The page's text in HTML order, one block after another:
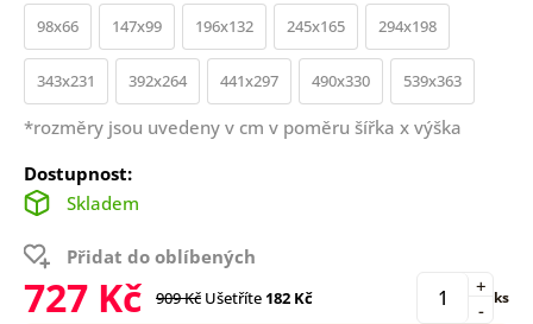
98x66 147x99 196x132 245x165 294x198
343x231 392x264 441x297 490x330 539x363
*rozměry jsou uvedeny v cm v poměru šířka x výška
Dostupnost:
Skladem
Přidat do oblíbených
727 Kč 909 Kč Ušetříte182 Kč -
+ ks